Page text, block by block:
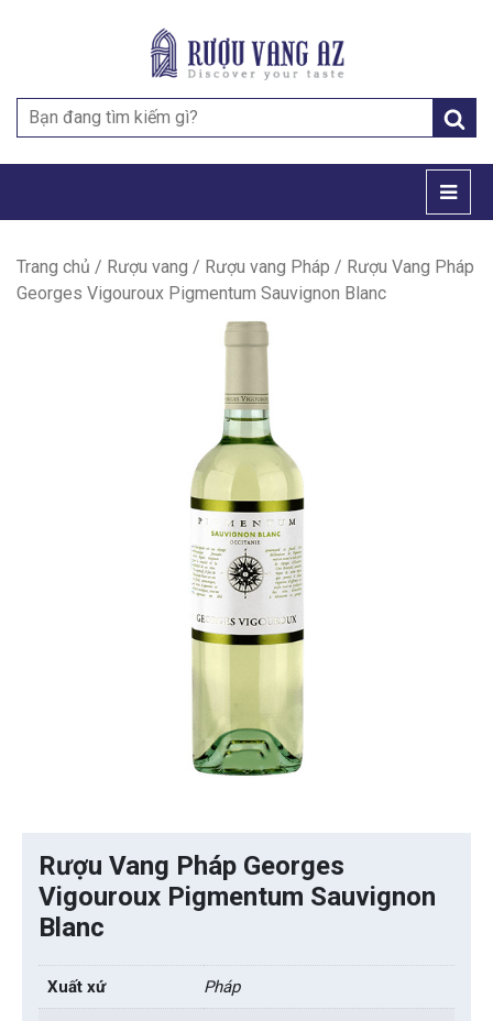
Search
for:
Trang chủ / Rượu vang / Rượu vang Pháp / Rượu Vang Pháp
Georges Vigouroux Pigmentum Sauvignon Blanc
Rượu Vang Pháp Georges
Vigouroux Pigmentum Sauvignon
Blanc
Xuất xứ Pháp